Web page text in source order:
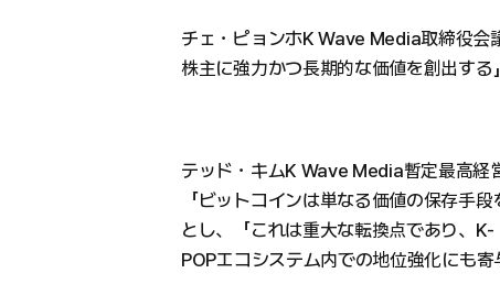
チェ・ピョンホK Wave Media取締役会
株主に強力かつ長期的な価値を創出する
テッド・キムK Wave Media暫定最高経
「ビットコインは単なる価値の保存手
とし、「これは重大な転換点であり、K-
POPエコシステム内での地位強化にも寄